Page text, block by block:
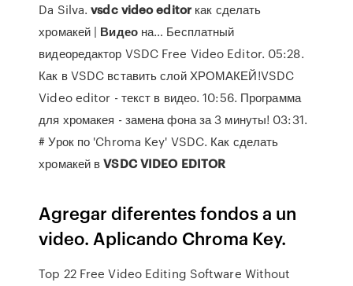
Da Silva.vsdc videoeditor как сделать
хромакей | Видеона… Бесплатный
видеоредактор VSDC Free Video Editor. 05:28.
Как в VSDC вставить слой ХРОМАКЕЙ!VSDC
Video editor - текст в видео. 10:56. Программа
для хромакея - замена фона за 3 минуты! 03:31.
# Урок по 'Chroma Key' VSDC. Как сделать
хромакей вVSDC VIDEO EDITOR
Agregar diferentes fondos a un
video. Aplicando Chroma Key.
Top 22 Free Video Editing Software Without